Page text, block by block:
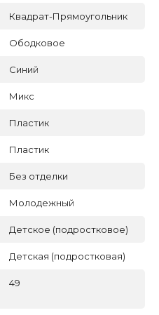
Квадрат-Прямоугольник
Ободковое
Синий
Микс
Пластик
Пластик
Без отделки
Молодежный
Детское (подростковое)
Детская (подростковая)
49